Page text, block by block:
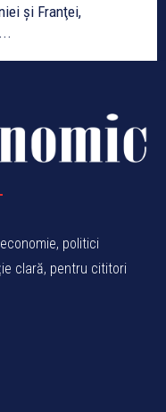
şi Franţei,
politici
clară, pentru cititori